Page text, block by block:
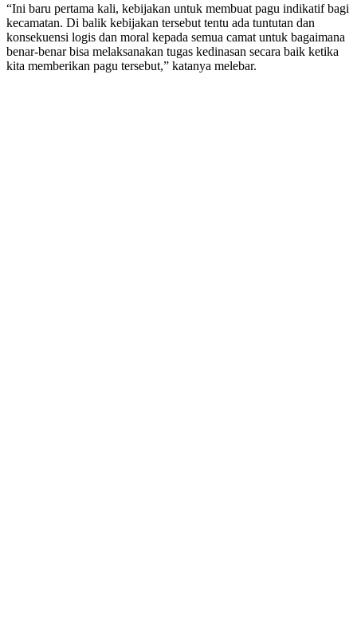
“Ini baru pertama kali, kebijakan untuk membuat pagu indikatif bagi
kecamatan. Di balik kebijakan tersebut tentu ada tuntutan dan
konsekuensi logis dan moral kepada semua camat untuk bagaimana
benar-benar bisa melaksanakan tugas kedinasan secara baik ketika
kita memberikan pagu tersebut,” katanya melebar.